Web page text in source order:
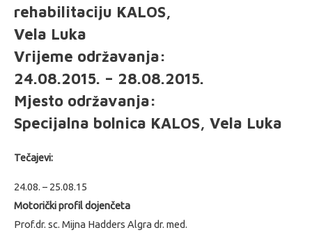
rehabilitaciju KALOS,
Vela Luka
Vrijeme održavanja:
24.08.2015. – 28.08.2015.
Mjesto održavanja:
Specijalna bolnica KALOS, Vela Luka
Tečajevi:
24.08. – 25.08.15
Motorički profil dojenčeta
Prof.dr. sc. Mijna Hadders Algra dr. med.